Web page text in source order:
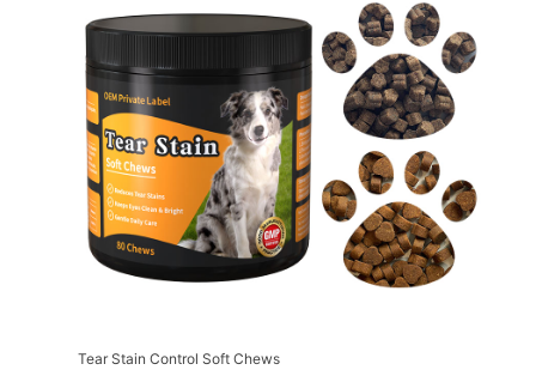
Tear Stain Control Soft Chews